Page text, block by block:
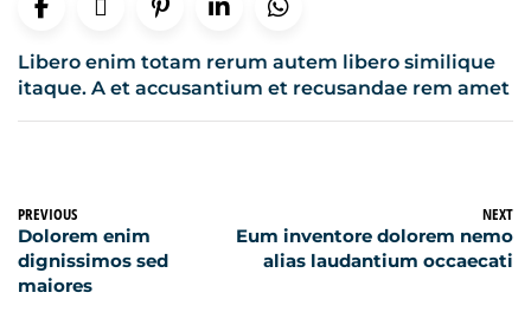
Libero enim totam rerum autem libero similique
itaque. A et accusantium et recusandae rem amet
PREVIOUS
Dolorem enim
dignissimos sed
maiores
NEXT
Eum inventore dolorem nemo
alias laudantium occaecati